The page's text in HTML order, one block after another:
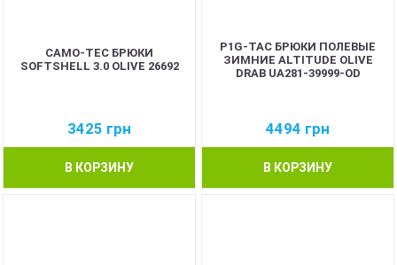
CAMO-TEC БРЮКИ
SOFTSHELL 3.0 OLIVE 26692
3425 грн
В КОРЗИНУ
P1G-TAC БРЮКИ ПОЛЕВЫЕ
ЗИМНИЕ ALTITUDE OLIVE
DRAB UA281-39999-OD
4494 грн
В КОРЗИНУ